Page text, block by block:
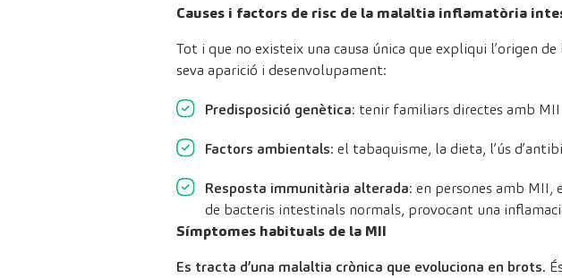
Causes i factors de risc de la malaltia inflamatòria
Tot i que no existeix una causa única que expliqui l’origen
seva aparició i desenvolupament:
Predisposició genètica: tenir familiars directes amb
Factors ambientals: el tabaquisme, la dieta, l’ús
Resposta immunitària alterada: en persones amb MII,
de bacteris intestinals normals, provocant una
Símptomes habituals de la MII
Es tracta d’una malaltia crònica que evoluciona en brots.